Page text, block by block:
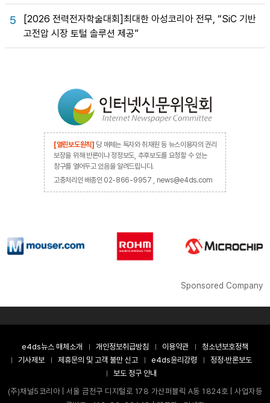
5
[2026 전력전자학술대회]최대한 아성코리아 전무, “SiC 기반
고전압 시장 토털 솔루션 제공”
[열린보도원칙] 당 매체는 독자와 취재원 등 뉴스이용자의 권리
보장을 위해 반론이나 정정보도, 추후보도를 요청할 수 있는
창구를 열어두고 있음을 알려드립니다.
고충처리인 배종인 02-866-9957 , news@e4ds.com
Sponsored Company
e4ds뉴스 매체소개 개인정보취급방침 이용약관
청소년보호정책
기사제보
제휴문의 및 고객 불만 신고 e4ds윤리강령
정정·반론보도
보도 청구 안내
(주)채널5코리아 | 서울 금천구 디지털로 178 가산퍼블릭 A동 1824호 | 사업자등